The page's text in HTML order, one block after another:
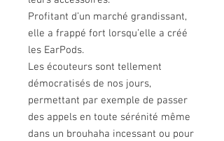
Profitant d’un marché grandissant,
elle a frappé fort lorsqu’elle a créé
les EarPods.
Les écouteurs sont tellement
démocratisés de nos jours,
permettant par exemple de passer
des appels en toute sérénité même
dans un brouhaha incessant ou pour